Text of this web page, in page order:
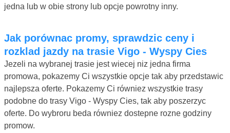
jedna lub w obie strony lub opcje powrotny inny.
Jak porównac promy, sprawdzic ceny i
rozklad jazdy na trasie Vigo - Wyspy Cies
Jezeli na wybranej trasie jest wiecej niz jedna firma
promowa, pokazemy Ci wszystkie opcje tak aby przedstawic
najlepsza oferte. Pokazemy Ci równiez wszystkie trasy
podobne do trasy Vigo - Wyspy Cies, tak aby poszerzyc
oferte. Do wybroru beda równiez dostepne rozne godziny
promow.